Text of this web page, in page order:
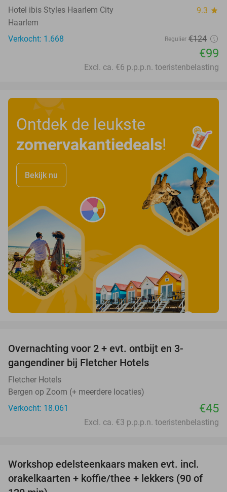
Hotel ibis Styles Haarlem City 9.3 star
Haarlem
Verkocht: 1.668
Regulier €124
€99
Excl. ca. €6 p.p.p.n. toeristenbelasting
Ontdek de leukste
zomervakantiedeals!
Bekijk nu
Overnachting voor 2 + evt. ontbijt en 3-
gangendiner bij Fletcher Hotels
Fletcher Hotels
Bergen op Zoom (+ meerdere locaties)
Verkocht: 18.061
€45
Excl. ca. €3 p.p.p.n. toeristenbelasting
47%
Workshop edelsteenkaars maken evt. incl.
orakelkaarten + koffie/thee + lekkers (90 of